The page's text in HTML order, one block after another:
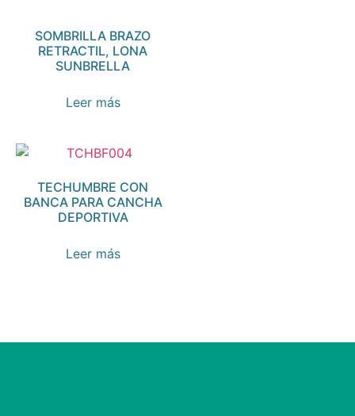
SOMBRILLA BRAZO
RETRACTIL, LONA
SUNBRELLA
Leer más
TECHUMBRE CON
BANCA PARA CANCHA
DEPORTIVA
Leer más